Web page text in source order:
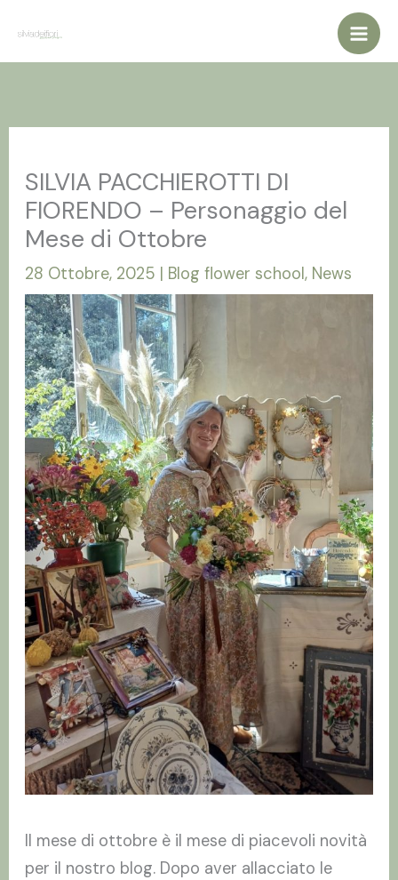
contenuto
SILVIA PACCHIEROTTI DI
FIORENDO – Personaggio del
Mese di Ottobre
28 Ottobre, 2025 | Blog flower school, News
Il mese di ottobre è il mese di piacevoli novità
per il nostro blog. Dopo aver allacciato le